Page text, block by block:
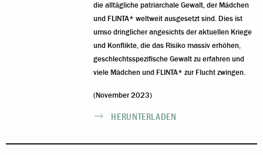
die alltägliche patriarchale Gewalt, der Mädchen
und FLINTA* weltweit ausgesetzt sind. Dies ist
umso dringlicher angesichts der aktuellen Kriege
und Konflikte, die das Risiko massiv erhöhen,
geschlechtsspezifische Gewalt zu erfahren und
viele Mädchen und FLINTA* zur Flucht zwingen.
(November 2023)
HERUNTERLADEN